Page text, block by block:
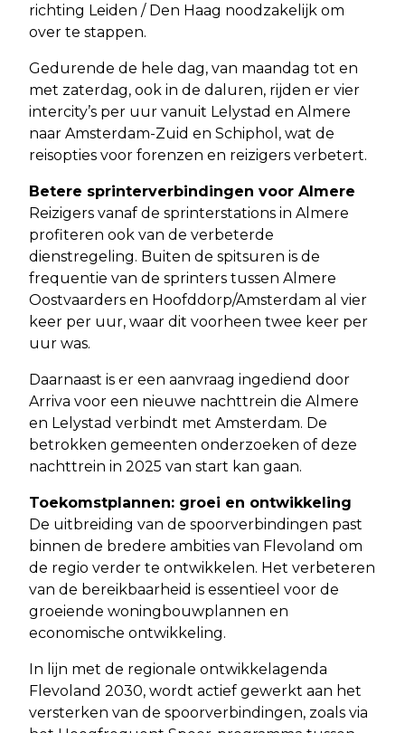
richting Leiden / Den Haag noodzakelijk om
over te stappen.
Gedurende de hele dag, van maandag tot en
met zaterdag, ook in de daluren, rijden er vier
intercity’s per uur vanuit Lelystad en Almere
naar Amsterdam-Zuid en Schiphol, wat de
reisopties voor forenzen en reizigers verbetert.
Betere sprinterverbindingen voor Almere
Reizigers vanaf de sprinterstations in Almere
profiteren ook van de verbeterde
dienstregeling. Buiten de spitsuren is de
frequentie van de sprinters tussen Almere
Oostvaarders en Hoofddorp/Amsterdam al vier
keer per uur, waar dit voorheen twee keer per
uur was.
Daarnaast is er een aanvraag ingediend door
Arriva voor een nieuwe nachttrein die Almere
en Lelystad verbindt met Amsterdam. De
betrokken gemeenten onderzoeken of deze
nachttrein in 2025 van start kan gaan.
Toekomstplannen: groei en ontwikkeling
De uitbreiding van de spoorverbindingen past
binnen de bredere ambities van Flevoland om
de regio verder te ontwikkelen. Het verbeteren
van de bereikbaarheid is essentieel voor de
groeiende woningbouwplannen en
economische ontwikkeling.
In lijn met de regionale ontwikkelagenda
Flevoland 2030, wordt actief gewerkt aan het
versterken van de spoorverbindingen, zoals via